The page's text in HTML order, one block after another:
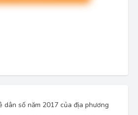
dân số năm 2017 của địa phương